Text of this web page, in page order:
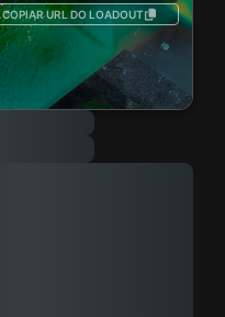
COPIAR URL DO LOADOUT